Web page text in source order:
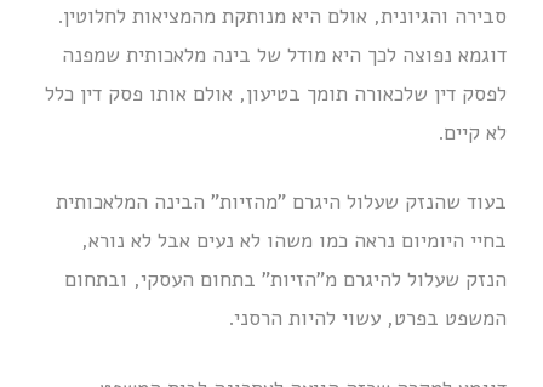
סבירה והגיונית, אולם היא מנותקת מהמציאות לחלוטין.
דוגמא נפוצה לכך היא מודל של בינה מלאכותית שמפנה
לפסק דין שלכאורה תומך בטיעון, אולם אותו פסק דין כלל
לא קיים.
בעוד שהנזק שעלול היגרם "מהזיות" הבינה המלאכותית
בחיי היומיום נראה כמו משהו לא נעים אבל לא נורא,
הנזק שעלול להיגרם מ"הזיות" בתחום העסקי, ובתחום
המשפט בפרט, עשוי להיות הרסני.